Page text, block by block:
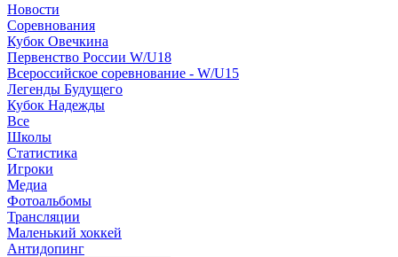
Новости
Соревнования
Кубок Овечкина
Первенство России W/U18
Всероссийское соревнование - W/U15
Легенды Будущего
Кубок Надежды
Все
Школы
Статистика
Игроки
Медиа
Фотоальбомы
Трансляции
Маленький хоккей
Антидопинг